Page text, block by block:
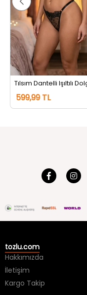
599,99 TL
tozlu.com
Hakkımızda
İletişim
Kargo Takip